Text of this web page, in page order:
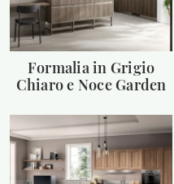
Formalia in Grigio
Chiaro e Noce Garden